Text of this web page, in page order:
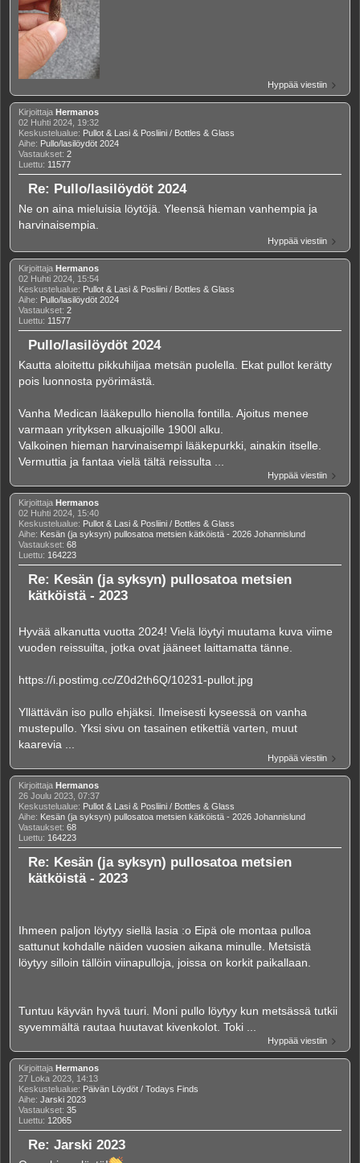
Hyppää viestiin
Kirjoittaja Hermanos
02 Huhti 2024, 19:32
Keskustelualue: Pullot & Lasi & Posliini / Bottles & Glass
Aihe: Pullo/lasilöydöt 2024
Vastaukset: 2
Luettu: 11577
Re: Pullo/lasilöydöt 2024
Ne on aina mieluisia löytöjä. Yleensä hieman vanhempia ja
harvinaisempia.
Hyppää viestiin
Kirjoittaja Hermanos
02 Huhti 2024, 15:54
Keskustelualue: Pullot & Lasi & Posliini / Bottles & Glass
Aihe: Pullo/lasilöydöt 2024
Vastaukset: 2
Luettu: 11577
Pullo/lasilöydöt 2024
Kautta aloitettu pikkuhiljaa metsän puolella. Ekat pullot kerätty
pois luonnosta pyörimästä.
Vanha Medican lääkepullo hienolla fontilla. Ajoitus menee
varmaan yrityksen alkuajoille 1900l alku.
Valkoinen hieman harvinaisempi lääkepurkki, ainakin itselle.
Vermuttia ja fantaa vielä tältä reissulta ...
Hyppää viestiin
Kirjoittaja Hermanos
02 Huhti 2024, 15:40
Keskustelualue: Pullot & Lasi & Posliini / Bottles & Glass
Aihe: Kesän (ja syksyn) pullosatoa metsien kätköistä - 2026 Johannislund
Vastaukset: 68
Luettu: 164223
Re: Kesän (ja syksyn) pullosatoa metsien
kätköistä - 2023
Hyvää alkanutta vuotta 2024! Vielä löytyi muutama kuva viime
vuoden reissuilta, jotka ovat jääneet laittamatta tänne.
https://i.postimg.cc/Z0d2th6Q/10231-pullot.jpg
Yllättävän iso pullo ehjäksi. Ilmeisesti kyseessä on vanha
mustepullo. Yksi sivu on tasainen etikettiä varten, muut
kaarevia ...
Hyppää viestiin
Kirjoittaja Hermanos
26 Joulu 2023, 07:37
Keskustelualue: Pullot & Lasi & Posliini / Bottles & Glass
Aihe: Kesän (ja syksyn) pullosatoa metsien kätköistä - 2026 Johannislund
Vastaukset: 68
Luettu: 164223
Re: Kesän (ja syksyn) pullosatoa metsien
kätköistä - 2023
Ihmeen paljon löytyy siellä lasia :o Eipä ole montaa pulloa
sattunut kohdalle näiden vuosien aikana minulle. Metsistä
löytyy silloin tällöin viinapulloja, joissa on korkit paikallaan.
Tuntuu käyvän hyvä tuuri. Moni pullo löytyy kun metsässä tutkii
syvemmältä rautaa huutavat kivenkolot. Toki ...
Hyppää viestiin
Kirjoittaja Hermanos
27 Loka 2023, 14:13
Keskustelualue: Päivän Löydöt / Todays Finds
Aihe: Jarski 2023
Vastaukset: 35
Luettu: 12065
Re: Jarski 2023